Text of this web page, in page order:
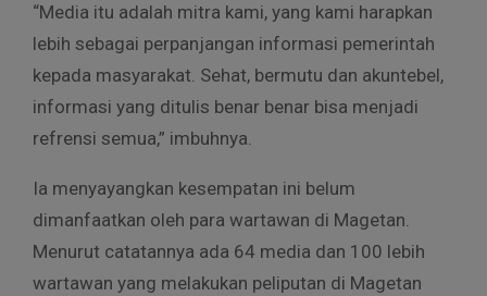
“Media itu adalah mitra kami, yang kami harapkan
lebih sebagai perpanjangan informasi pemerintah
kepada masyarakat. Sehat, bermutu dan akuntebel,
informasi yang ditulis benar benar bisa menjadi
refrensi semua,” imbuhnya.
Ia menyayangkan kesempatan ini belum
dimanfaatkan oleh para wartawan di Magetan.
Menurut catatannya ada 64 media dan 100 lebih
wartawan yang melakukan peliputan di Magetan